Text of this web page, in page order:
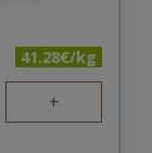
41.28€/kg
+